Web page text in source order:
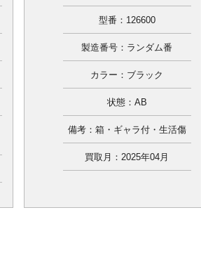
型番：126600
製造番号：ランダム番
カラー：ブラック
状態：AB
備考：箱・ギャラ付・生活傷
買取月：2025年04月